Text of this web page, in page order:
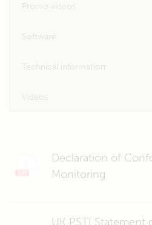
Declaration of
Monitoring
UK PSTI